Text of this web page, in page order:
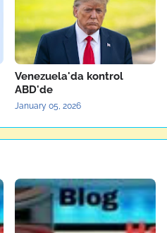
Venezuela'da kontrol
ABD'de
January 05, 2026